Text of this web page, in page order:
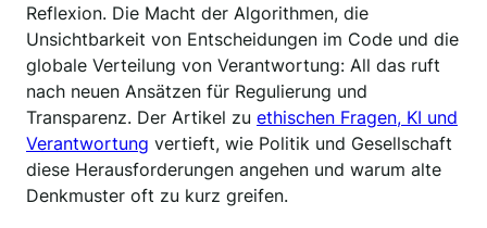
Reflexion. Die Macht der Algorithmen, die
Unsichtbarkeit von Entscheidungen im Code und die
globale Verteilung von Verantwortung: All das ruft
nach neuen Ansätzen für Regulierung und
Transparenz. Der Artikel zu ethischen Fragen, KI und
Verantwortung vertieft, wie Politik und Gesellschaft
diese Herausforderungen angehen und warum alte
Denkmuster oft zu kurz greifen.